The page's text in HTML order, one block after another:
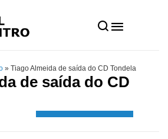
» Tiago Almeida de saída do CD Tondela
de saída do CD